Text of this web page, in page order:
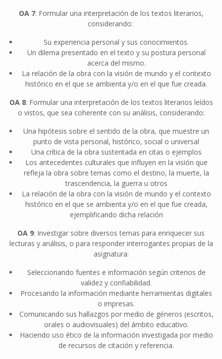
OA 7: Formular una interpretación de los textos literarios,
considerando:
Su experiencia personal y sus conocimientos.
Un dilema presentado en el texto y su postura personal
acerca del mismo.
La relación de la obra con la visión de mundo y el contexto
histórico en el que se ambienta y/o en el que fue creada.
OA 8: Formular una interpretación de los textos literarios leídos
o vistos, que sea coherente con su análisis, considerando:
Una hipótesis sobre el sentido de la obra, que muestre un
punto de vista personal, histórico, social o universal
Una crítica de la obra sustentada en citas o ejemplos
Los antecedentes culturales que influyen en la visión que
refleja la obra sobre temas como el destino, la muerte, la
trascendencia, la guerra u otros
La relación de la obra con la visión de mundo y el contexto
histórico en el que se ambienta y/o en el que fue creada,
ejemplificando dicha relación
OA 9: Investigar sobre diversos temas para enriquecer sus
lecturas y análisis, o para responder interrogantes propias de la
asignatura:
Seleccionando fuentes e información según criterios de
validez y confiabilidad.
Procesando la información mediante herramientas digitales
o impresas.
Comunicando sus hallazgos por medio de géneros (escritos,
orales o audiovisuales) del ámbito educativo.
Haciendo uso ético de la información investigada por medio
de recursos de citación y referencia.